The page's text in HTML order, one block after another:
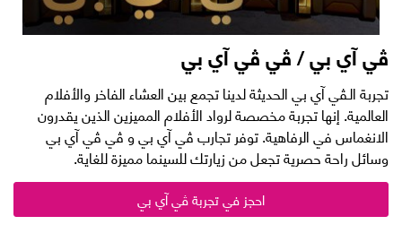
ڤي آي بي / ڤي ڤي آي بي
تجربة الـڤي آي بي الحديثة لدينا تجمع بين العشاء الفاخر والأفلام
العالمية. إنها تجربة مخصصة لرواد الأفلام المميزين الذين يقدرون
الانغماس في الرفاهية. توفر تجارب ڤي آي بي و ڤي ڤي آي بي
وسائل راحة حصرية تجعل من زيارتك للسينما مميزة للغاية.
احجز في تجربة ڤي آي بي